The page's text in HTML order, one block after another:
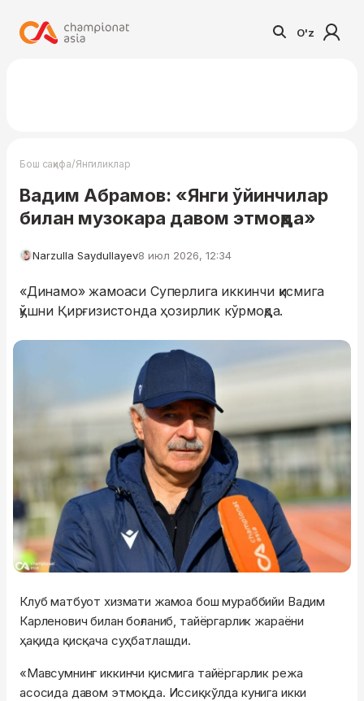
O'z
Бош саҳифа/Янгиликлар
Вадим Абрамов: «Янги ўйинчилар
билан музокара давом этмоқда»
Narzulla Saydullayev8 июл 2026, 12:34
«Динамо» жамоаси Суперлига иккинчи қисмига
қўшни Қирғизистонда ҳозирлик кўрмоқда.
Клуб матбуот хизмати жамоа бош мураббийи Вадим
Карленович билан боғланиб, тайёргарлик жараёни
ҳақида қисқача суҳбатлашди.
«Мавсумнинг иккинчи қисмига тайёргарлик режа
асосида давом этмоқда. Иссиқкўлда кунига икки